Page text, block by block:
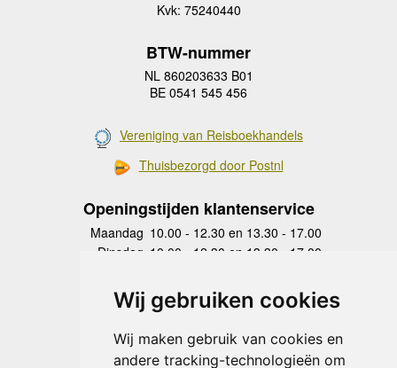
Wij gebruiken cookies
Wij maken gebruik van cookies en
andere tracking-technologieën om
Kvk: 75240440
BTW-nummer
NL 860203633 B01
BE 0541 545 456
Vereniging van Reisboekhandels
Thuisbezorgd door Postnl
Openingstijden klantenservice
Maandag 10.00 - 12.30 en 13.30 - 17.00
Dinsdag 10.00 - 12.30 en 13.30 - 17.00
Donderdag
10.00 - 12.30 en 13.30 - 17.00
Vrijdag 10.00 - 12.30 en 13.30 - 17.00
Zaterdag
gesloten
Zondag gesloten